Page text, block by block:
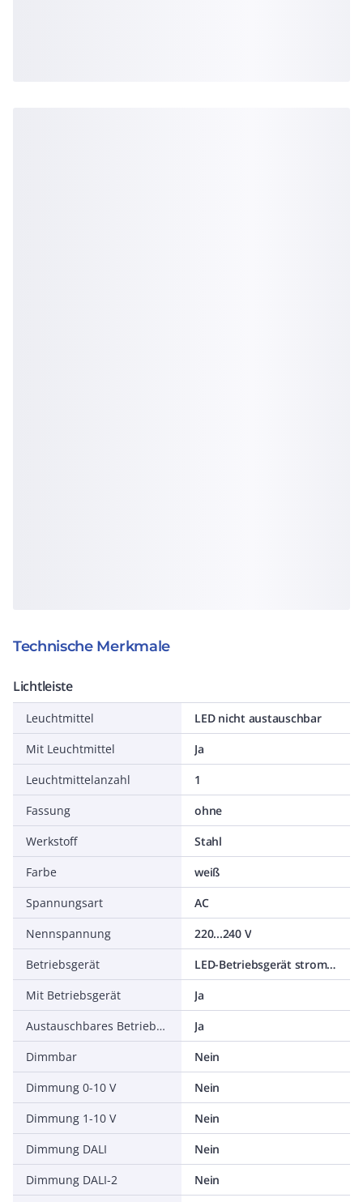
Technische Merkmale
Lichtleiste
Leuchtmittel
LED nicht austauschbar
Mit Leuchtmittel
Ja
Leuchtmittelanzahl
1
Fassung
ohne
Werkstoff
Stahl
Farbe
weiß
Spannungsart
AC
Nennspannung
220...240 V
Betriebsgerät
LED-Betriebsgerät stromgesteuert
Mit Betriebsgerät
Ja
Austauschbares Betriebsgerät
Ja
Dimmbar
Nein
Dimmung 0-10 V
Nein
Dimmung 1-10 V
Nein
Dimmung DALI
Nein
Dimmung DALI-2
Nein